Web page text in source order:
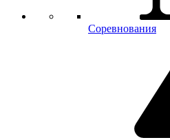
Соревнования